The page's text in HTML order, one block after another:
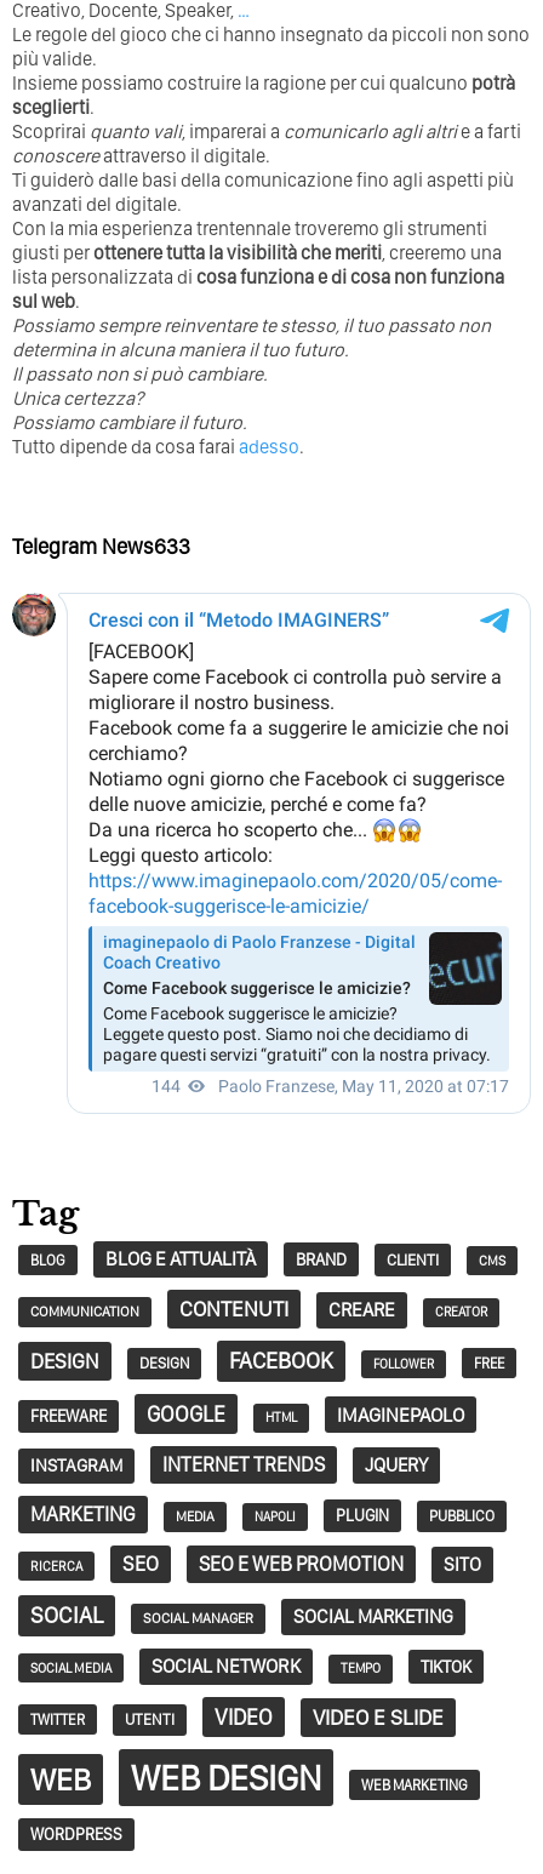
Creativo, Docente, Speaker, …
Le regole del gioco che ci hanno insegnato da piccoli non sono
più valide.
Insieme possiamo costruire la ragione per cui qualcuno potrà
sceglierti.
Scoprirai quanto vali, imparerai a comunicarlo agli altrie a farti
conoscereattraverso il digitale.
Ti guiderò dalle basi della comunicazione fino agli aspetti più
avanzati del digitale.
Con la mia esperienza trentennale troveremo gli strumenti
giusti perottenere tutta la visibilità che meriti, creeremo una
lista personalizzata di cosa funziona e di cosa non funziona
sul web.
Possiamo sempre reinventare te stesso, il tuo passato non
determina in alcuna maniera il tuo futuro. ⁣
⁣Il passato non si può cambiare.
Unica certezza?
Possiamo cambiare il futuro.
Tutto dipende da cosa farai adesso.
Telegram News633
Tag
BLOG BLOG E ATTUALITÀ BRAND CLIENTI CMS
COMMUNICATION CONTENUTI CREARE CREATOR
DESIGN DESIGN FACEBOOK FOLLOWER FREE
FREEWARE GOOGLE HTML IMAGINEPAOLO
INSTAGRAM INTERNET TRENDS JQUERY
MARKETING MEDIA NAPOLI PLUGIN PUBBLICO
RICERCA SEO SEO E WEB PROMOTION SITO
SOCIAL SOCIAL MANAGER SOCIAL MARKETING
SOCIAL MEDIA SOCIAL NETWORK TEMPO TIKTOK
TWITTER UTENTI VIDEO VIDEO E SLIDE
WEB WEB DESIGN WEB MARKETING
WORDPRESS